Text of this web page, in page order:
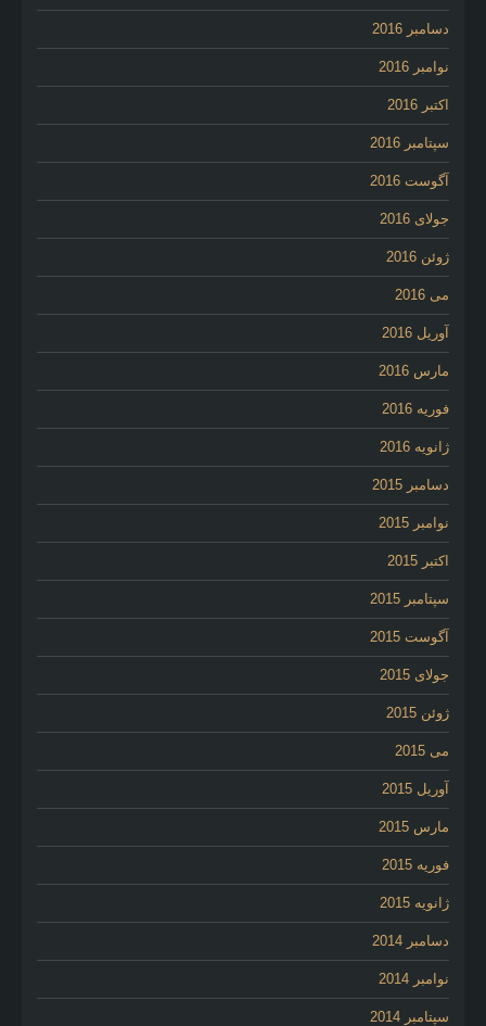
دسامبر 2016
نوامبر 2016
اکتبر 2016
سپتامبر 2016
آگوست 2016
جولای 2016
ژوئن 2016
می 2016
آوریل 2016
مارس 2016
فوریه 2016
ژانویه 2016
دسامبر 2015
نوامبر 2015
اکتبر 2015
سپتامبر 2015
آگوست 2015
جولای 2015
ژوئن 2015
می 2015
آوریل 2015
مارس 2015
فوریه 2015
ژانویه 2015
دسامبر 2014
نوامبر 2014
سپتامبر 2014